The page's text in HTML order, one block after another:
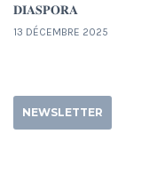
𝐃𝐈𝐀𝐒𝐏𝐎𝐑𝐀
13 DÉCEMBRE 2025
NEWSLETTER